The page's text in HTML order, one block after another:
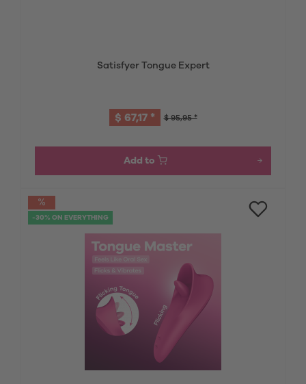
Satisfyer Tongue Expert
$ 95,95 *
$ 67,17 *
Add to
-30% ON EVERYTHING